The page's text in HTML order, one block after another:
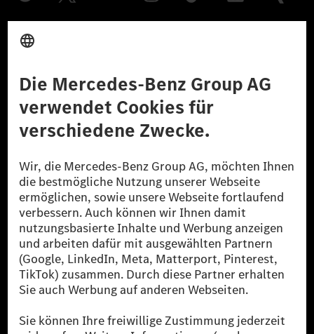
© 2026 Mercedes-Benz Group AG. Alle Rechte vorbehalten.
reduzierte CO₂-Emissionen bei der Mercedes-Benz Group durch
zertifizierte Ausgleichsprojekte kompensiert werden.
[2] Renewable Charging ist ein integraler Bestandteil von MB.CHARGE
Public in Europa, den USA, Kanada und China. Sofern an der jeweiligen
Ladestation noch kein Strom aus erneuerbaren Energien vorliegt,
verwendet Renewable Charging Grünstromzertifikate*. Diese stellen
sicher, dass für Ladevorgänge über MB.CHARGE Public eine äquivalente
Strommenge aus erneuerbaren Energien ins Stromnetz eingespeist wird.
Sie stammen ausschließlich aus Wind- und Solarkraftanlagen, die jünger
als sechs Jahre sind.
* Inkl. EKOenergy Ökolabel
* Die angegebenen Werte wurden nach dem vorgeschriebenen
Messverfahren WLTP (Worldwide harmonised Light vehicles Test